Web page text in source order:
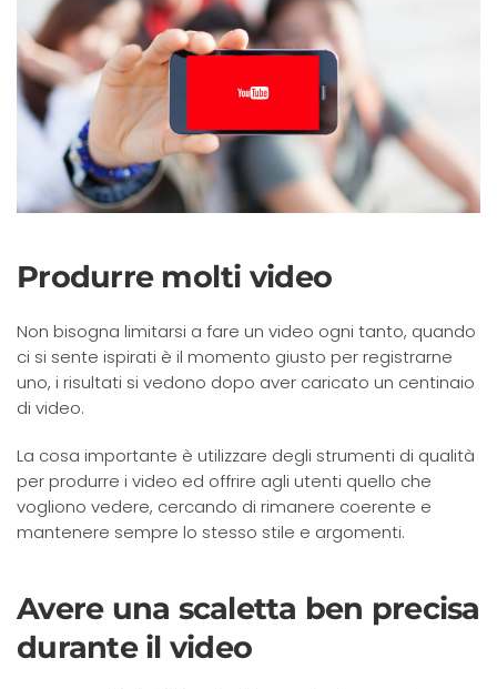
Produrre molti video
Non bisogna limitarsi a fare un video ogni tanto, quando
ci si sente ispirati è il momento giusto per registrarne
uno, i risultati si vedono dopo aver caricato un centinaio
di video.
La cosa importante è utilizzare degli strumenti di qualità
per produrre i video ed offrire agli utenti quello che
vogliono vedere, cercando di rimanere coerente e
mantenere sempre lo stesso stile e argomenti.
Avere una scaletta ben precisa
durante il video